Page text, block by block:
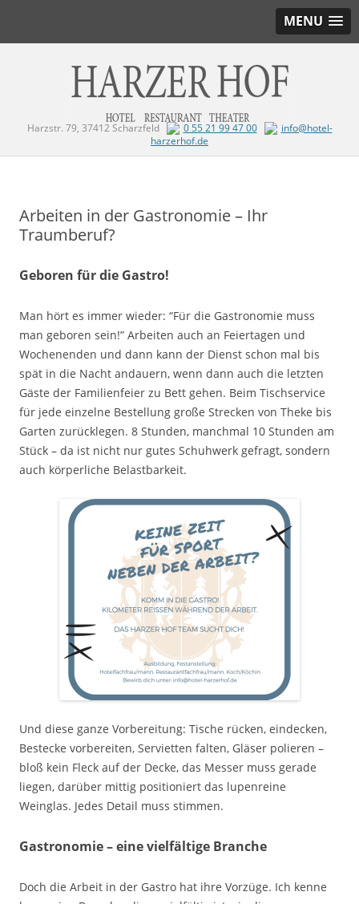
MENU
Harzstr. 79, 37412 Scharzfeld 0 55 21 99 47 00
info@hotel-
harzerhof.de
Arbeiten in der Gastronomie – Ihr
Traumberuf?
Geboren für die Gastro!
Man hört es immer wieder: “Für die Gastronomie muss
man geboren sein!” Arbeiten auch an Feiertagen und
Wochenenden und dann kann der Dienst schon mal bis
spät in die Nacht andauern, wenn dann auch die letzten
Gäste der Familienfeier zu Bett gehen. Beim Tischservice
für jede einzelne Bestellung große Strecken von Theke bis
Garten zurücklegen. 8 Stunden, manchmal 10 Stunden am
Stück – da ist nicht nur gutes Schuhwerk gefragt, sondern
auch körperliche Belastbarkeit.
Und diese ganze Vorbereitung: Tische rücken, eindecken,
Bestecke vorbereiten, Servietten falten, Gläser polieren –
bloß kein Fleck auf der Decke, das Messer muss gerade
liegen, darüber mittig positioniert das lupenreine
Weinglas. Jedes Detail muss stimmen.
Gastronomie – eine vielfältige Branche
Doch die Arbeit in der Gastro hat ihre Vorzüge. Ich kenne